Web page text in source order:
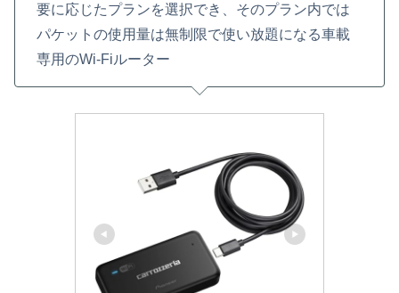
要に応じたプランを選択でき、そのプラン内では
パケットの使用量は無制限で使い放題になる車載
専用のWi-Fiルーター